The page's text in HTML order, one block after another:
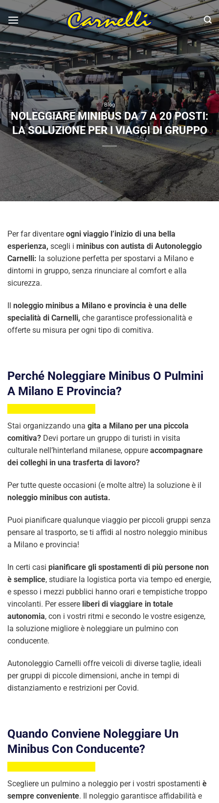
Salta
contenuti
Blog
NOLEGGIARE MINIBUS DA 7 A 20 POSTI:
LA SOLUZIONE PER I VIAGGI DI GRUPPO
Per far diventare ogni viaggio l’inizio di una bella
esperienza, scegli i minibus con autista di Autonoleggio
Carnelli: la soluzione perfetta per spostarvi a Milano e
dintorni in gruppo, senza rinunciare al comfort e alla
sicurezza.
Il noleggio minibus a Milano e provincia è una delle
specialità di Carnelli, che garantisce professionalità e
offerte su misura per ogni tipo di comitiva.
Perché Noleggiare Minibus O Pulmini
A Milano E Provincia?
Stai organizzando una gita a Milano per una piccola
comitiva? Devi portare un gruppo di turisti in visita
culturale nell’hinterland milanese, oppure accompagnare
dei colleghi in una trasferta di lavoro?
Per tutte queste occasioni (e molte altre) la soluzione è il
noleggio minibus con autista.
Puoi pianificare qualunque viaggio per piccoli gruppi senza
pensare al trasporto, se ti affidi al nostro noleggio minibus
a Milano e provincia!
In certi casi pianificare gli spostamenti di più persone non
è semplice, studiare la logistica porta via tempo ed energie,
e spesso i mezzi pubblici hanno orari e tempistiche troppo
vincolanti. Per essere liberi di viaggiare in totale
autonomia, con i vostri ritmi e secondo le vostre esigenze,
la soluzione migliore è noleggiare un pulmino con
conducente.
Autonoleggio Carnelli offre veicoli di diverse taglie, ideali
per gruppi di piccole dimensioni, anche in tempi di
distanziamento e restrizioni per Covid.
Quando Conviene Noleggiare Un
Minibus Con Conducente?
Scegliere un pulmino a noleggio per i vostri spostamenti è
sempre conveniente. Il noleggio garantisce affidabilità e